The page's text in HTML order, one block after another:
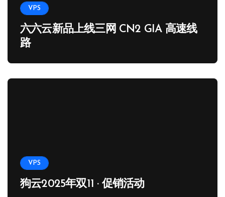
VPS
六六云新品上线三网 CN2 GIA 高速线
路
VPS
狗云2025年双11 · 促销活动